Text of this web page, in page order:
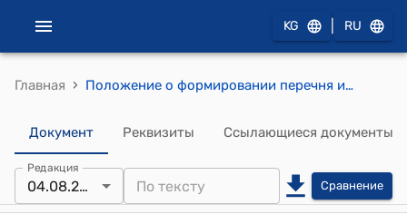
KG RU
Главная › Положение о формировании перечня инвестиционных проектов, реализуемых в форме капитальных вложений, финансируемых из республиканского бюджета (приложение к постановлению Кабинета Министров КР от 4 августа 2025 года № 466)
Документ Реквизиты Ссылающиеся документы
Редакция
04.08.2025 Сравнение